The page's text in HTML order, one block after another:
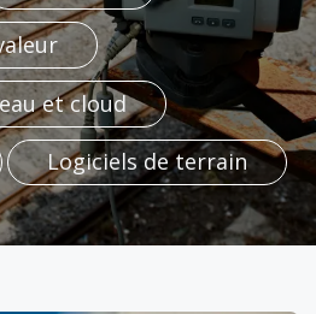
et cloud​​
Logiciels de terrain